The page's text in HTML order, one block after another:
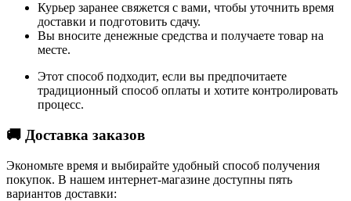
Курьер заранее свяжется с вами, чтобы уточнить время
доставки и подготовить сдачу.
Вы вносите денежные средства и получаете товар на
месте.
Этот способ подходит, если вы предпочитаете
традиционный способ оплаты и хотите контролировать
процесс.
🚚 Доставка заказов
Экономьте время и выбирайте удобный способ получения
покупок. В нашем интернет-магазине доступны пять
вариантов доставки: